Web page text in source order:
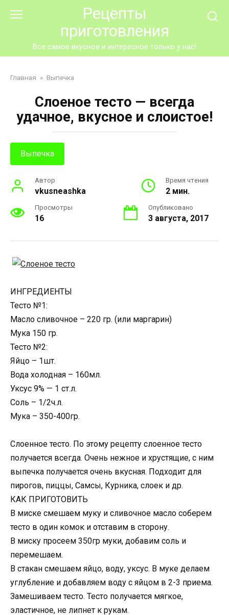
Рецепты
приготовления
Все самое вкусное и интересное только у нас!
Главная » Выпечка
Слоеное тесто — всегда
удачное, вкусное и слоистое!
Выпечка
Автор
vkusneashka
Время чтения
2 мин.
Просмотры
16
Опубликовано
3 августа, 2017
ИНГРЕДИЕНТЫ
Тесто №1:
Масло сливочное – 220 гр. (или маргарин)
Мука 150 гр.
Тесто №2:
Яйцо – 1шт.
Вода холодная – 160мл.
Уксус 9% — 1 ст.л.
Соль – 1/2ч.л.
Мука – 350-400гр.
Слоенное тесто. По этому рецепту слоенное тесто
получается всегда. Очень нежное и хрустящие, с ним
выпечка получается очень вкусная. Подходит для
пирогов, пиццы, Самсы, Курника, слоек и др.
КАК ПРИГОТОВИТЬ
В миске смешаем муку и сливочное масло соберем
тесто в один комок и отставим в сторону.
В миску просеем 350гр муки, добавим соль и
перемешаем.
В стакан смешаем яйцо, воду, уксус. В муке делаем
углубление и добавляем воду с яйцом в 2-3 приема.
Замешиваем тесто. Тесто получается мягкое,
эластичное, не липнет к рукам.